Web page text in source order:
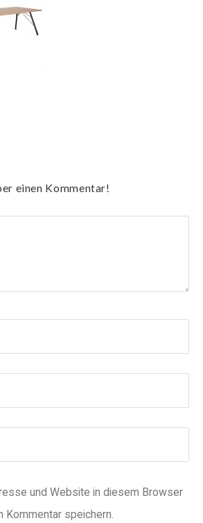
einen Kommentar!
und Website in diesem Browser
Kommentar speichern.